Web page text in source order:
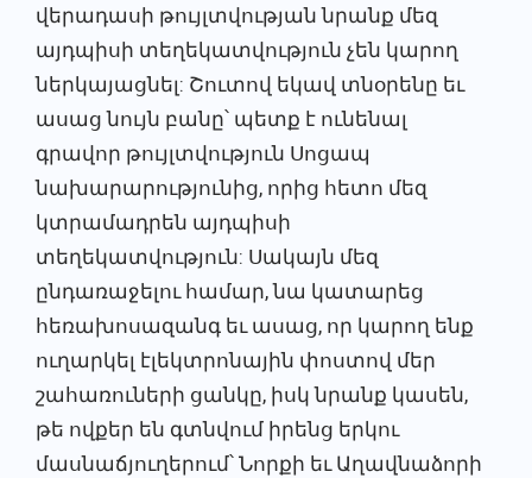
վերադասի թույլտվության նրանք մեզ
այդպիսի տեղեկատվություն չեն կարող
ներկայացնել: Շուտով եկավ տնօրենը եւ
ասաց նույն բանը՝ պետք է ունենալ
գրավոր թույլտվություն Սոցապ
նախարարությունից, որից հետո մեզ
կտրամադրեն այդպիսի
տեղեկատվություն: Սակայն մեզ
ընդառաջելու համար, նա կատարեց
հեռախոսազանգ եւ ասաց, որ կարող ենք
ուղարկել էլեկտրոնային փոստով մեր
շահառուների ցանկը, իսկ նրանք կասեն,
թե ովքեր են գտնվում իրենց երկու
մասնաճյուղերում՝ Նորքի եւ Աղավնաձորի